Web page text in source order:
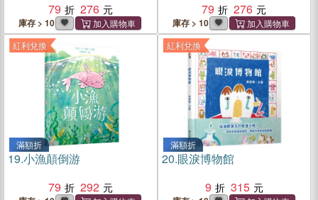
79
276
庫存 > 10
79
276
庫存 > 10
紅利兌換
滿額折
19.小漁顛倒游
79
292
紅利兌換
滿額折
20.眼淚博物館
9
315